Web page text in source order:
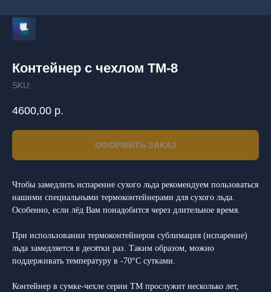
Контейнер с чехлом ТМ-8
SKU:
4600,00 р.
ОФОРМИТЬ ЗАКАЗ
Чтобы замедлить испарение сухого льда рекомендуем пользоваться
нашими специальными термоконтейнерами для сухого льда.
Особенно, если лёд Вам понадобится через длительное время.
При использовании термоконтейнеров сублимация (испарение)
льда замедляется в десятки раз. Таким образом, можно
поддерживать температуру в -70°C сутками.
Контейнер в сумке-чехле серии ТМ прослужит несколько лет,